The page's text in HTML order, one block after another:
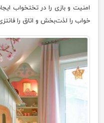
امنیت و بازی را در تختخواب
خواب را لذت‌بخش و اتاق را